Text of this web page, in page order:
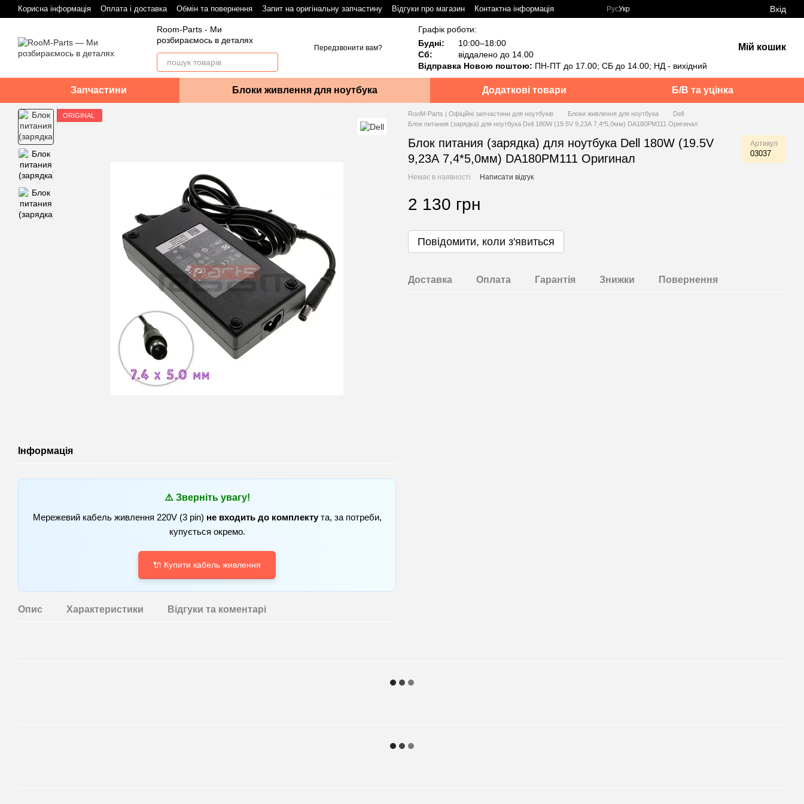
Перейти до основного контенту
Корисна інформація Оплата і доставка Обмін та повернення Запит на оригінальну запчастину Відгуки про магазин Контактна інформація РусУкр Вхід
Room-Parts - Ми
розбираємось в деталях
Передзвонити вам?
Графік роботи:
Будні:
10:00–18:00
Сб:
віддалено до 14.00
Відправка Новою поштою: ПН-ПТ до 17.00; СБ до 14.00; НД - вихідний
Мій кошик
Запчастини Блоки живлення для ноутбука Додаткові товари Б/В та уцінка
ORIGINAL
Інформація
⚠️ Зверніть увагу!
Мережевий кабель живлення 220V (3 pin) не входить до комплектута, за потреби,
купується окремо.
🔌 Купити кабель живлення
Опис Характеристики Відгуки та коментарi
RooM-Parts | Офіційні запчастини для ноутбуків Блоки живлення для ноутбука
Dell
Блок питания (зарядка) для ноутбука Dell 180W (19.5V 9,23А 7,4*5,0мм) DA180PM111 Оригинал
Блок питания (зарядка) для ноутбука Dell 180W (19.5V
9,23А 7,4*5,0мм) DA180PM111 Оригинал
Артикул
03037
Немає в наявності Написати відгук
2 130 грн
Повідомити, коли з'явиться
Доставка Оплата Гарантія Знижки Повернення